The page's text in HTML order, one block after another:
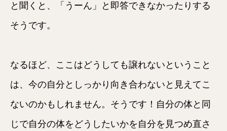
と聞くと、「うーん」と即答できなかったりする
そうです。
なるほど、ここはどうしても譲れないということ
は、今の自分としっかり向き合わないと見えてこ
ないのかもしれません。そうです！自分の体と同
じで自分の体をどうしたいかを自分を見つめ直さ